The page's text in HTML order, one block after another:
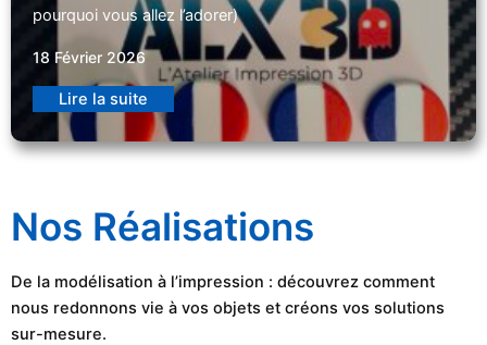
pourquoi vous allez l’adorer)
18 Février 2026
Lire la suite
Nos Réalisations
De la modélisation à l’impression : découvrez comment
nous redonnons vie à vos objets et créons vos solutions
sur-mesure.